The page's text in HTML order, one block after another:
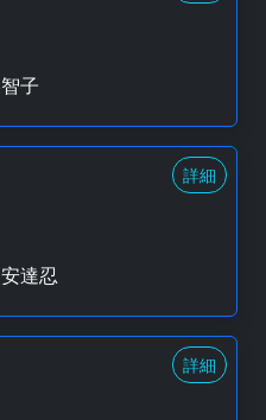
子
詳細
安達忍
詳細